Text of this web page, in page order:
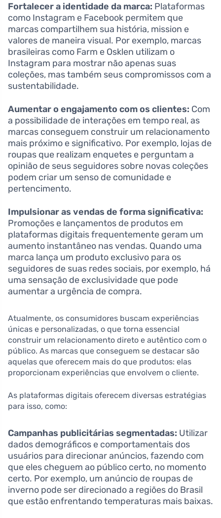
Fortalecer a identidade da marca: Plataformas
como Instagram e Facebook permitem que
marcas compartilhem sua história, mission e
valores de maneira visual. Por exemplo, marcas
brasileiras como Farm e Osklen utilizam o
Instagram para mostrar não apenas suas
coleções, mas também seus compromissos com a
sustentabilidade.
Aumentar o engajamento com os clientes: Com
a possibilidade de interações em tempo real, as
marcas conseguem construir um relacionamento
mais próximo e significativo. Por exemplo, lojas de
roupas que realizam enquetes e perguntam a
opinião de seus seguidores sobre novas coleções
podem criar um senso de comunidade e
pertencimento.
Impulsionar as vendas de forma significativa:
Promoções e lançamentos de produtos em
plataformas digitais frequentemente geram um
aumento instantâneo nas vendas. Quando uma
marca lança um produto exclusivo para os
seguidores de suas redes sociais, por exemplo, há
uma sensação de exclusividade que pode
aumentar a urgência de compra.
Atualmente, os consumidores buscam experiências
únicas e personalizadas, o que torna essencial
construir um relacionamento direto e autêntico com o
público. As marcas que conseguem se destacar são
aquelas que oferecem mais do que produtos: elas
proporcionam experiências que envolvem o cliente.
As plataformas digitais oferecem diversas estratégias
para isso, como:
Campanhas publicitárias segmentadas: Utilizar
dados demográficos e comportamentais dos
usuários para direcionar anúncios, fazendo com
que eles cheguem ao público certo, no momento
certo. Por exemplo, um anúncio de roupas de
inverno pode ser direcionado a regiões do Brasil
que estão enfrentando temperaturas mais baixas.